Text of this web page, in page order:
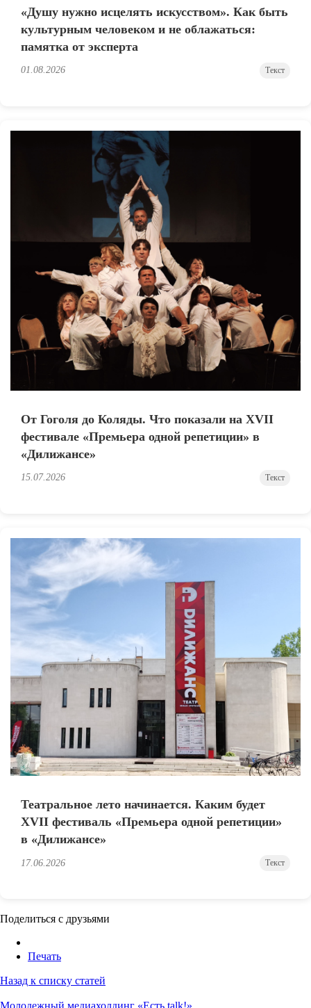
«Душу нужно исцелять искусством». Как быть
культурным человеком и не облажаться:
памятка от эксперта
01.08.2026 Текст
От Гоголя до Коляды. Что показали на XVII
фестивале «Премьера одной репетиции» в
«Дилижансе»
15.07.2026 Текст
Театральное лето начинается. Каким будет
XVII фестиваль «Премьера одной репетиции»
в «Дилижансе»
17.06.2026 Текст
Поделиться с друзьями
Печать
Назад к списку статей
Молодежный медиахолдинг «Есть talk!»